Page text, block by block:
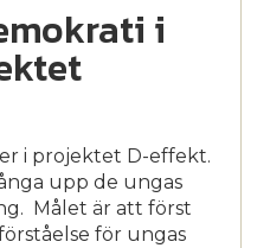
i
i projektet D-effekt.
upp de ungas
Målet är att först
för ungas